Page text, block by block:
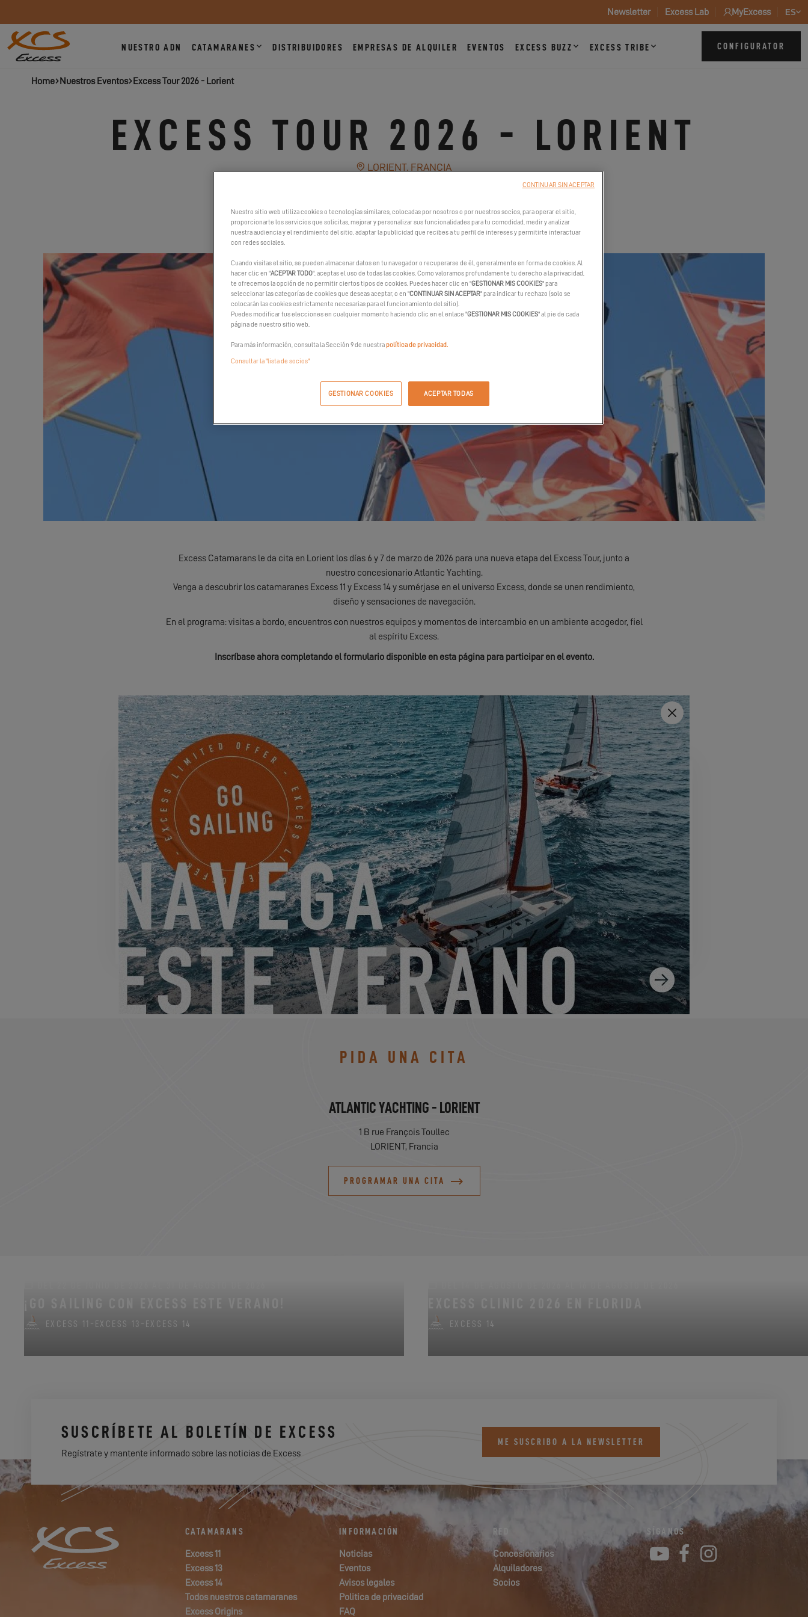
Newsletter Excess Lab MyExcess ES
NUESTRO ADN CATAMARANES DISTRIBUIDORES EMPRESAS DE ALQUILER EVENTOS EXCESS BUZZ EXCESS TRIBE CONFIGURATOR
Home Nuestros Eventos Excess Tour 2026 - Lorient
EXCESS TOUR 2026 - LORIENT
LORIENT, FRANCIA
DEL 6 DE MARZO DE 2026 AL 7 DE MARZO DE 2026
Excess Catamarans le da cita en Lorient los días 6 y 7 de marzo de 2026 para una nueva etapa del Excess Tour, junto a
nuestro concesionario Atlantic Yachting.
Venga a descubrir los catamaranes Excess 11 y Excess 14 y sumérjase en el universo Excess, donde se unen rendimiento,
diseño y sensaciones de navegación.
En el programa: visitas a bordo, encuentros con nuestros equipos y momentos de intercambio en un ambiente acogedor, fiel
al espíritu Excess.
Inscríbase ahora completando el formulario disponible en esta página para participar en el evento.
DESCÚBRELOS
EXCESS 11 EXCESS 14
PIDA UNA CITA
ATLANTIC YACHTING - LORIENT
1 B rue François Toullec
LORIENT, Francia
PROGRAMAR UNA CITA
EXCESS 11 - EXCESS 13 - EXCESS 14 EXCESS 14
SUSCRÍBETE AL BOLETÍN DE EXCESS
Regístrate y mantente informado sobre las noticias de Excess
ME SUSCRIBO A LA NEWSLETTER
CATAMARANS
Excess 11
Excess 13
Excess 14
Todos nuestros catamaranes
Excess Origins
INFORMACIÓN
Noticias
Eventos
Avisos legales
Politica de privacidad
FAQ
RED
Concesionarios
Alquiladores
Socios
SÍGANOS
YouTube
Facebook
Instagram
Nuestro sitio web utiliza cookies o tecnologías similares, colocadas por nosotros o por nuestros socios, para operar el sitio,
proporcionarte los servicios que solicitas, mejorar y personalizar sus funcionalidades para tu comodidad, medir y analizar
nuestra audiencia y el rendimiento del sitio, adaptar la publicidad que recibes a tu perfil de intereses y permitirte interactuar
con redes sociales.
Cuando visitas el sitio, se pueden almacenar datos en tu navegador o recuperarse de él, generalmente en forma de cookies. Al
hacer clic en "ACEPTAR TODO", aceptas el uso de todas las cookies. Como valoramos profundamente tu derecho a la privacidad,
te ofrecemos la opción de no permitir ciertos tipos de cookies. Puedes hacer clic en "GESTIONAR MIS COOKIES" para
seleccionar las categorías de cookies que deseas aceptar, o en "CONTINUAR SIN ACEPTAR" para indicar tu rechazo (solo se
colocarán las cookies estrictamente necesarias para el funcionamiento del sitio).
Puedes modificar tus elecciones en cualquier momento haciendo clic en el enlace "GESTIONAR MIS COOKIES" al pie de cada
página de nuestro sitio web.
Para más información, consulta la Sección 9 de nuestrapolítica de privacidad.
Consultar la "lista de socios"
GESTIONAR COOKIES ACEPTAR TODAS
CONTINUAR SIN ACEPTAR
Close